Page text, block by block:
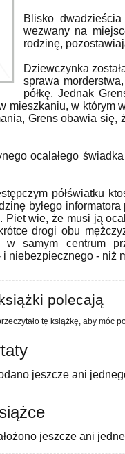
Blisko
wezwany na
rodzinę,
Dziewczynka
sprawa
półkę. Jednak
mieszkaniu, w którym
Grens obawia się,
ocalałego
półświatku
byłego
Piet wie, że musi ją
drogi obu
samym centrum
niebezpiecznego - niż
polecają
tę książkę, aby móc
jeszcze ani
jeszcze ani